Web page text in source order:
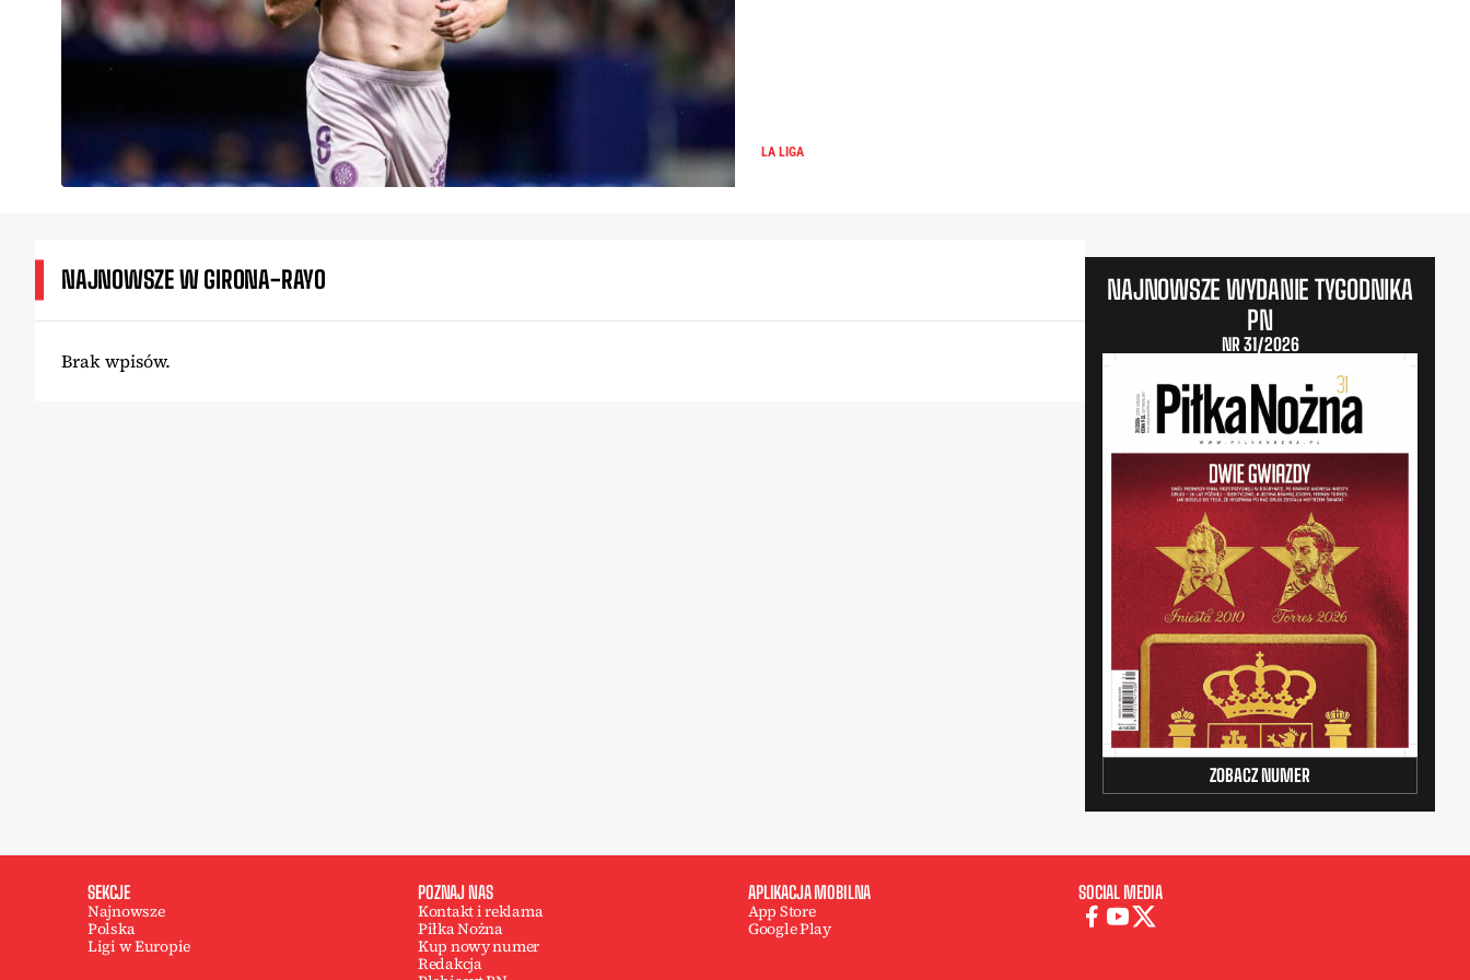
LA LIGA
NAJNOWSZE W GIRONA-RAYO
Brak wpisów.
NAJNOWSZE WYDANIE TYGODNIKA
PN
NR 31/2026
ZOBACZ NUMER
SEKCJE
Najnowsze
Polska
Ligi w Europie
POZNAJ NAS
Kontakt i reklama
Piłka Nożna
Kup nowy numer
Redakcja
APLIKACJA MOBILNA
App Store
Google Play
SOCIAL MEDIA